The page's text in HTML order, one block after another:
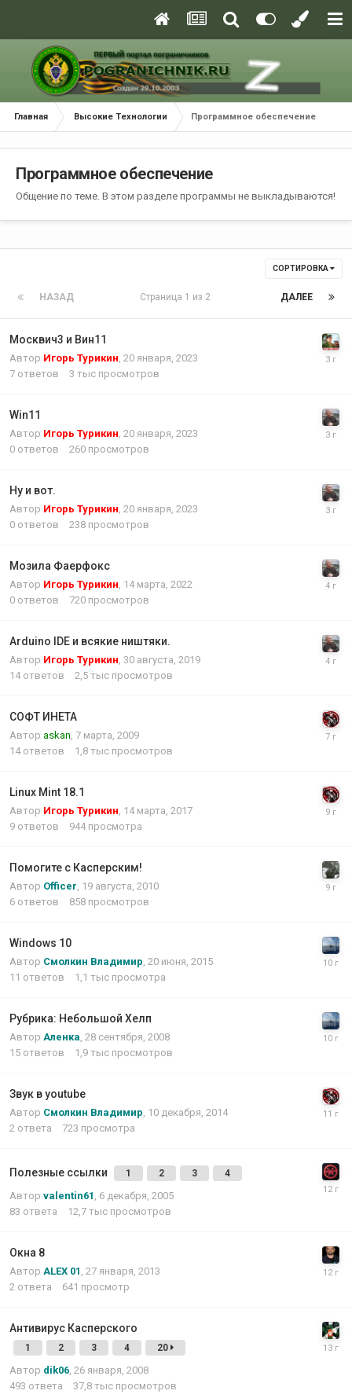
Главная Высокие Технологии Программное обеспечение
Программное обеспечение
Общение по теме. В этом разделе программы не выкладываются!
СОРТИРОВКА
НАЗАД ДАЛЕЕ
Страница 1 из 2
Москвич3 и Вин11
Автор Игорь Турикин 20 января, 2023
7 ответов 3 тыс просмотров
Win11
Автор Игорь Турикин 20 января, 2023
0 ответов 260 просмотров
Ну и вот.
Автор Игорь Турикин 20 января, 2023
0 ответов 238 просмотров
Мозила Фаерфокс
Автор Игорь Турикин 14 марта, 2022
0 ответов 720 просмотров
Arduino IDE и всякие ништяки.
Автор Игорь Турикин 30 августа, 2019
14 ответов 2,5 тыс просмотров
СОФТ ИНЕТА
Автор askan 7 марта, 2009
14 ответов 1,8 тыс просмотров
Linux Mint 18.1
Автор Игорь Турикин 14 марта, 2017
9 ответов 944 просмотра
Помогите с Касперским!
Автор Officer 19 августа, 2010
6 ответов 858 просмотров
Windows 10
Автор Смолкин Владимир 20 июня, 2015
11 ответов 1,1 тыс просмотра
Рубрика: Небольшой Хелп
Автор Аленка 28 сентября, 2008
15 ответов 1,9 тыс просмотров
Звук в youtube
Автор Смолкин Владимир 10 декабря, 2014
2 ответа 723 просмотра
Полезные ссылки 1 2 3 4
Автор valentin61 6 декабря, 2005
83 ответа 12,7 тыс просмотров
Окна 8
Автор ALEX 01 27 января, 2013
2 ответа 641 просмотр
Антивирус Касперского
1 2 3 4 20
Автор dik06 26 января, 2008
493 ответа 37,8 тыс просмотров